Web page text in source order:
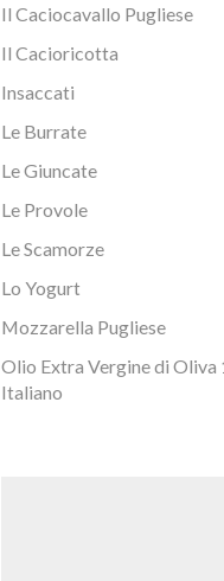
Il Caciocavallo Pugliese
Il Cacioricotta
Insaccati
Le Burrate
Le Giuncate
Le Provole
Le Scamorze
Lo Yogurt
Mozzarella Pugliese
Olio Extra Vergine di Oliva
Italiano